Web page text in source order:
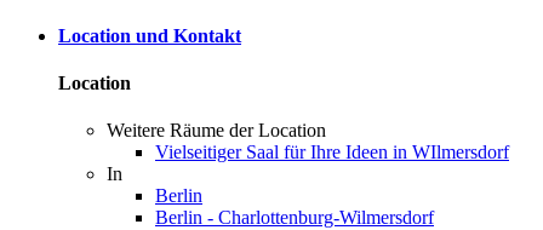
Location und Kontakt
Location
Weitere Räume der Location
Vielseitiger Saal für Ihre Ideen in WIlmersdorf
In
Berlin
Berlin - Charlottenburg-Wilmersdorf